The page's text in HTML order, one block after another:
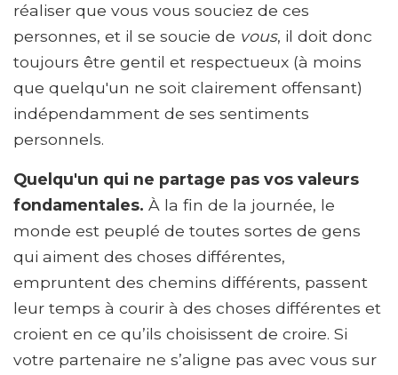
réaliser que vous vous souciez de ces
personnes, et il se soucie de vous, il doit donc
toujours être gentil et respectueux (à moins
que quelqu'un ne soit clairement offensant)
indépendamment de ses sentiments
personnels.
Quelqu'un qui ne partage pas vos valeurs
fondamentales. À la fin de la journée, le
monde est peuplé de toutes sortes de gens
qui aiment des choses différentes,
empruntent des chemins différents, passent
leur temps à courir à des choses différentes et
croient en ce qu’ils choisissent de croire. Si
votre partenaire ne s’aligne pas avec vous sur